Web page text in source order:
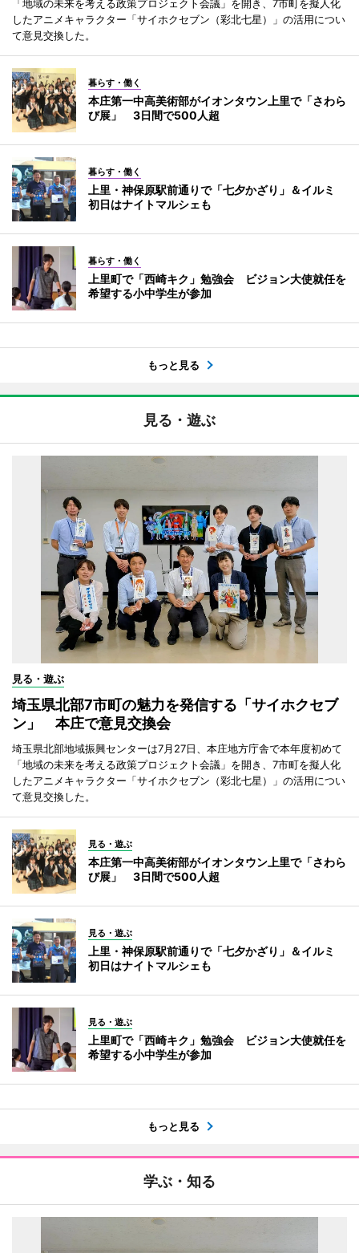
「地域の未来を考える政策プロジェクト会議」を開き、7市町を擬人化
したアニメキャラクター「サイホクセブン（彩北七星）」の活用につい
て意見交換した。
暮らす・働く
本庄第一中高美術部がイオンタウン上里で「さわら
び展」 3日間で500人超
暮らす・働く
上里・神保原駅前通りで「七夕かざり」＆イルミ
初日はナイトマルシェも
暮らす・働く
上里町で「西崎キク」勉強会 ビジョン大使就任を
希望する小中学生が参加
もっと見る
見る・遊ぶ
見る・遊ぶ
埼玉県北部7市町の魅力を発信する「サイホクセブ
ン」 本庄で意見交換会
埼玉県北部地域振興センターは7月27日、本庄地方庁舎で本年度初めて
「地域の未来を考える政策プロジェクト会議」を開き、7市町を擬人化
したアニメキャラクター「サイホクセブン（彩北七星）」の活用につい
て意見交換した。
見る・遊ぶ
本庄第一中高美術部がイオンタウン上里で「さわら
び展」 3日間で500人超
見る・遊ぶ
上里・神保原駅前通りで「七夕かざり」＆イルミ
初日はナイトマルシェも
見る・遊ぶ
上里町で「西崎キク」勉強会 ビジョン大使就任を
希望する小中学生が参加
もっと見る
学ぶ・知る